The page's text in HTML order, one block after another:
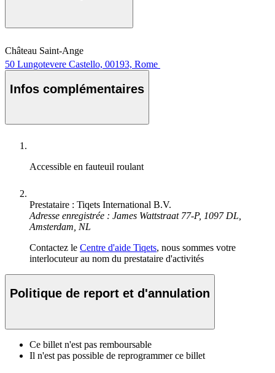
Château Saint-Ange
50 Lungotevere Castello, 00193, Rome
Infos complémentaires
Accessible en fauteuil roulant
Prestataire : Tiqets International B.V.
Adresse enregistrée : James Wattstraat 77-P, 1097 DL,
Amsterdam, NL
Contactez le Centre d'aide Tiqets, nous sommes votre
interlocuteur au nom du prestataire d'activités
Politique de report et d'annulation
Ce billet n'est pas remboursable
Il n'est pas possible de reprogrammer ce billet